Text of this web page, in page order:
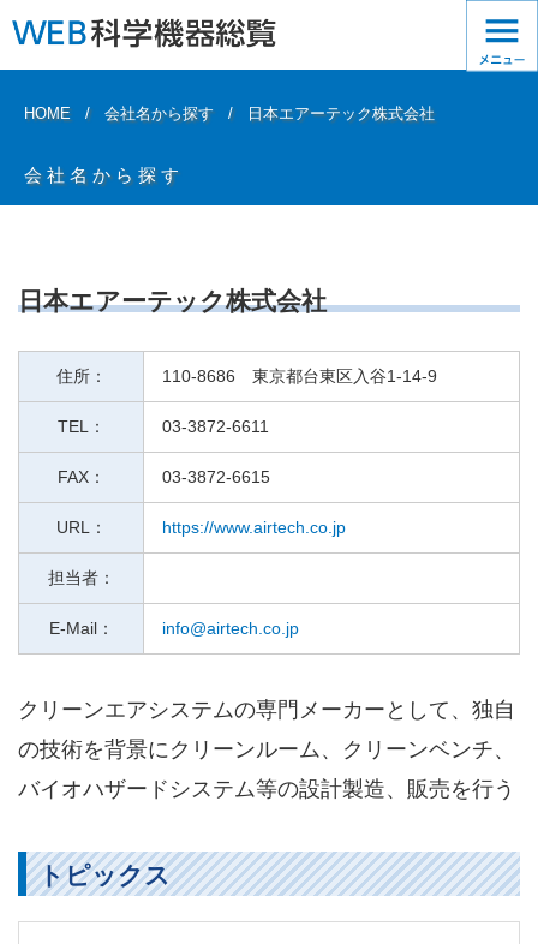
HOME 会社名から探す 日本エアーテック株式会社
会社名から探す
日本エアーテック株式会社
住所： 110-8686 東京都台東区入谷1-14-9
TEL： 03-3872-6611
FAX： 03-3872-6615
URL： https://www.airtech.co.jp
担当者：
E-Mail： info@airtech.co.jp
クリーンエアシステムの専門メーカーとして、独自
の技術を背景にクリーンルーム、クリーンベンチ、
バイオハザードシステム等の設計製造、販売を行う
トピックス